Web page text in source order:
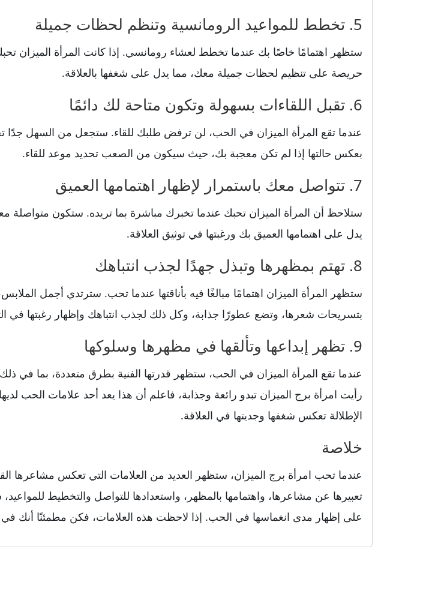
5. تخطط للمواعيد الرومانسية وتنظم لحظات جميلة
ستظهر اهتمامًا خاصًا بك عندما تخطط لعشاء رومانسي. إذا كانت المرأة الميزان
حريصة على تنظيم لحظات جميلة معك، مما يدل على شغفها بالعلاقة.
6. تقبل اللقاءات بسهولة وتكون متاحة لك دائمًا
عندما تقع المرأة الميزان في الحب، لن ترفض طلبك للقاء. ستجعل من السهل جدًا
بعكس حالتها إذا لم تكن معجبة بك، حيث سيكون من الصعب تحديد موعد للقاء.
7. تتواصل معك باستمرار لإظهار اهتمامها العميق
ستلاحظ أن المرأة الميزان تحبك عندما تخبرك مباشرة بما تريده. ستكون متواصلة
يدل على اهتمامها العميق بك ورغبتها في توثيق العلاقة.
8. تهتم بمظهرها وتبذل جهدًا لجذب انتباهك
ستظهر المرأة الميزان اهتمامًا مبالغًا فيه بأناقتها عندما تحب. سترتدي أجمل
بتسريحات شعرها، وتضع عطورًا جذابة، وكل ذلك لجذب انتباهك وإظهار رغبتها في
9. تظهر إبداعها وتألقها في مظهرها وسلوكها
عندما تقع المرأة الميزان في الحب، ستظهر قدرتها الفنية بطرق متعددة، بما في
رأيت امرأة برج الميزان تبدو رائعة وجذابة، فاعلم أن هذا يعد أحد علامات الحب
الإطلالة تعكس شغفها وجديتها في العلاقة.
خلاصة
عندما تحب امرأة برج الميزان، ستظهر العديد من العلامات التي تعكس مشاعرها
تعبيرها عن مشاعرها، واهتمامها بالمظهر، واستعدادها للتواصل والتخطيط
على إظهار مدى انغماسها في الحب. إذا لاحظت هذه العلامات، فكن مطمئنًا أنك في